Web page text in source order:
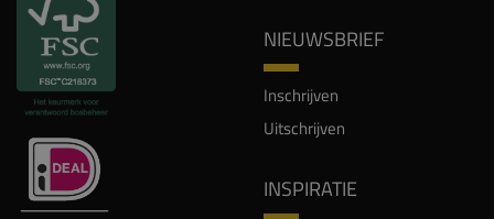
NIEUWSBRIEF
Inschrijven
Uitschrijven
INSPIRATIE